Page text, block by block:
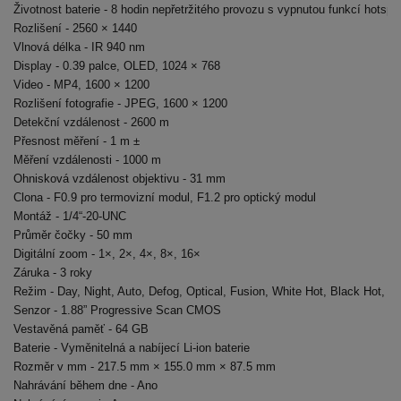
Životnost baterie - 8 hodin nepřetržitého provozu s vypnutou funkcí
Rozlišení - 2560 × 1440
Vlnová délka - IR 940 nm
Display - 0.39 palce, OLED, 1024 × 768
Video - MP4, 1600 × 1200
Rozlišení fotografie - JPEG, 1600 × 1200
Detekční vzdálenost - 2600 m
Přesnost měření - 1 m ±
Měření vzdálenosti - 1000 m
Ohnisková vzdálenost objektivu - 31 mm
Clona - F0.9 pro termovizní modul, F1.2 pro optický modul
Montáž - 1/4“-20-UNC
Průměr čočky - 50 mm
Digitální zoom - 1×, 2×, 4×, 8×, 16×
Záruka - 3 roky
Režim - Day, Night, Auto, Defog, Optical, Fusion, White Hot, Black Hot,
Senzor - 1.88” Progressive Scan CMOS
Vestavěná paměť - 64 GB
Baterie - Vyměnitelná a nabíjecí Li-ion baterie
Rozměr v mm - 217.5 mm × 155.0 mm × 87.5 mm
Nahrávání během dne - Ano